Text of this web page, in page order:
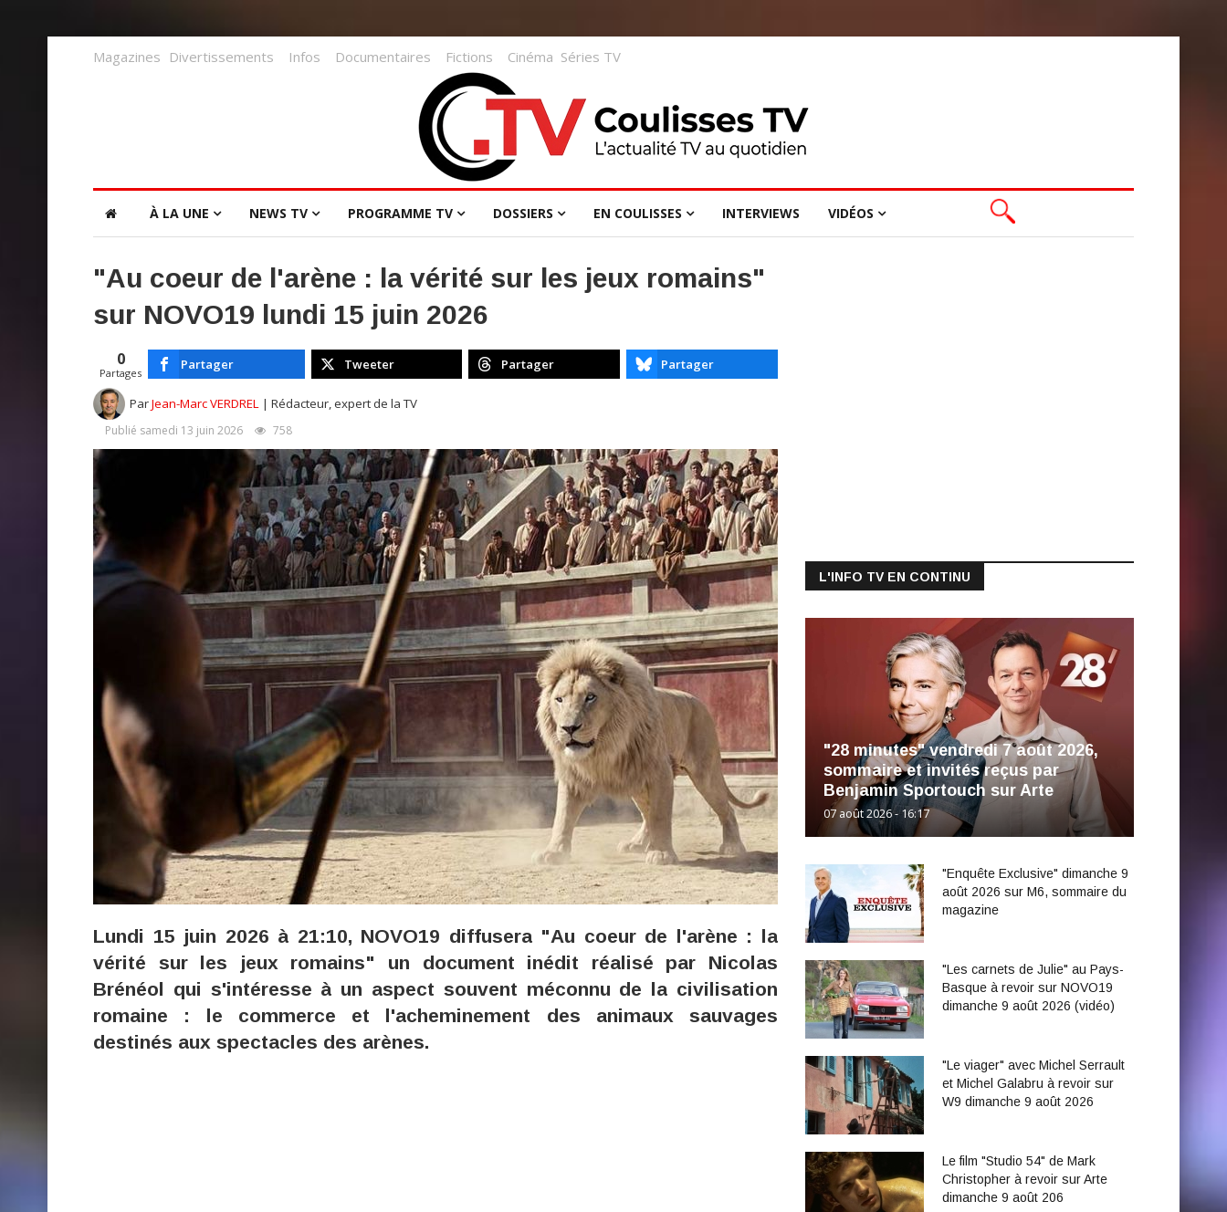
Magazines Divertissements Infos Documentaires Fictions Cinéma Séries TV
À LA UNE NEWS TV PROGRAMME TV DOSSIERS EN COULISSES INTERVIEWS VIDÉOS
"Au coeur de l'arène : la vérité sur les jeux romains"
sur NOVO19 lundi 15 juin 2026
0
Partages
Partager Tweeter Partager Partager
ParJean-Marc VERDREL | Rédacteur, expert de la TV
Publié samedi 13 juin 2026 758
Lundi 15 juin 2026 à 21:10, NOVO19 diffusera "Au coeur de l'arène : la
vérité sur les jeux romains" un document inédit réalisé par Nicolas
Brénéol qui s'intéresse à un aspect souvent méconnu de la civilisation
romaine : le commerce et l'acheminement des animaux sauvages
destinés aux spectacles des arènes.
L'INFO TV EN CONTINU
"28 minutes" vendredi 7 août 2026,
sommaire et invités reçus par
Benjamin Sportouch sur Arte
07 août 2026 - 16:17
"Enquête Exclusive" dimanche 9
août 2026 sur M6, sommaire du
magazine
"Les carnets de Julie" au Pays-
Basque à revoir sur NOVO19
dimanche 9 août 2026 (vidéo)
"Le viager" avec Michel Serrault
et Michel Galabru à revoir sur
W9 dimanche 9 août 2026
Le film "Studio 54" de Mark
Christopher à revoir sur Arte
dimanche 9 août 206